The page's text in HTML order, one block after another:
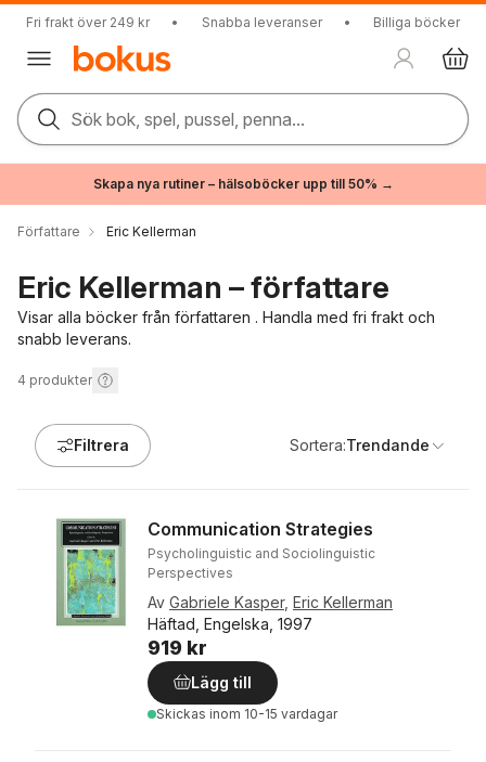
Fri frakt över 249 kr • Snabba leveranser • Billiga böcker
Sök bok, spel, pussel, penna...
Skapa nya rutiner – hälsoböcker upp till 50% →
Författare Eric Kellerman
Eric Kellerman – författare
Visar alla böcker från författaren . Handla med fri frakt och
snabb leverans.
4 produkter
Filtrera Sortera:Trendande
Communication Strategies
Psycholinguistic and Sociolinguistic
Perspectives
Av Gabriele Kasper, Eric Kellerman
Häftad, Engelska, 1997
919 kr
Lägg till
Skickas inom 10-15 vardagar